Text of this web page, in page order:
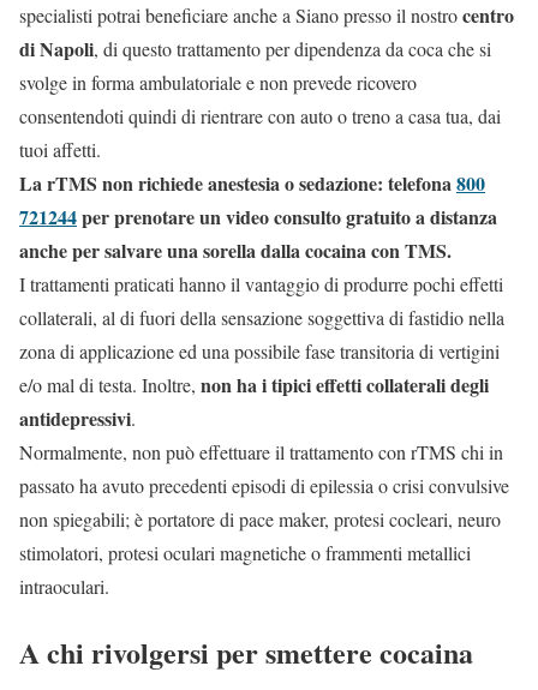
specialisti potrai beneficiare anche a Siano presso il nostrocentro
di Napoli, di questo trattamento per dipendenza da coca che si
svolge in forma ambulatoriale e non prevede ricovero
consentendoti quindi di rientrare con auto o treno a casa tua, dai
tuoi affetti.
La rTMS non richiede anestesia o sedazione: telefona800
721244per prenotare un video consulto gratuito a distanza
anche per salvare una sorella dalla cocaina con TMS.
I trattamenti praticati hanno il vantaggio di produrre pochi effetti
collaterali, al di fuori della sensazione soggettiva di fastidio nella
zona di applicazione ed una possibile fase transitoria di vertigini
e/o mal di testa. Inoltre, non ha i tipici effetti collaterali degli
antidepressivi.
Normalmente, non può effettuare il trattamento con rTMS chi in
passato ha avuto precedenti episodi di epilessia o crisi convulsive
non spiegabili; è portatore di pace maker, protesi cocleari, neuro
stimolatori, protesi oculari magnetiche o frammenti metallici
intraoculari.
A chi rivolgersi per smettere cocaina